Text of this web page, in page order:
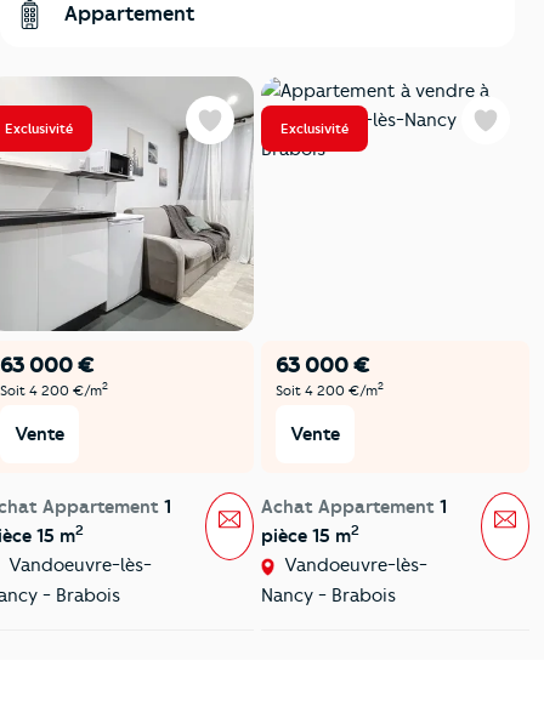
Appartement
Exclusivité
63 000 €
Soit 4 200 €/m2
Vente
Appartement 1
15 m2
Vandoeuvre-lès-
- Brabois
Favoris
Message
Exclusivité
63 000 €
Soit 4 200 €/m2
Vente
Achat Appartement 1
pièce 15 m2
Vandoeuvre-lès-
Nancy - Brabois
Favoris